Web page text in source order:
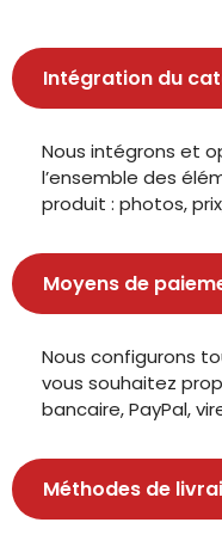
Intégration du
Nous intégrons et
l’ensemble des
produit : photos,
Moyens de
Nous configurons
vous souhaitez
bancaire, PayPal,
Méthodes de